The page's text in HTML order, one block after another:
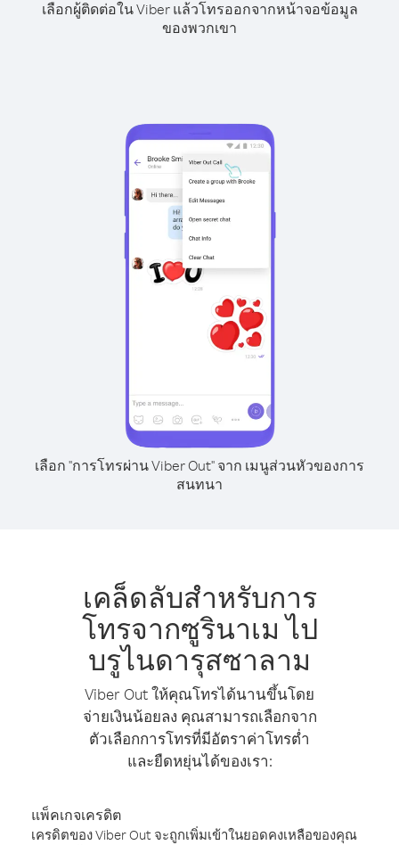
เลือกผู้ติดต่อใน Viber แล้วโทรออกจากหน้าจอข้อมูล
ของพวกเขา
เลือก "การโทรผ่าน Viber Out" จาก เมนูส่วนหัวของการ
สนทนา
เคล็ดลับสำหรับการ
โทรจากซูรินาเม ไป
บรูไนดารุสซาลาม
Viber Out ให้คุณโทรได้นานขึ้นโดย
จ่ายเงินน้อยลง คุณสามารถเลือกจาก
ตัวเลือกการโทรที่มีอัตราค่าโทรต่ำ
และยืดหยุ่นได้ของเรา:
แพ็คเกจเครดิต
เครดิตของ Viber Out จะถูกเพิ่มเข้าในยอดคงเหลือของคุณ